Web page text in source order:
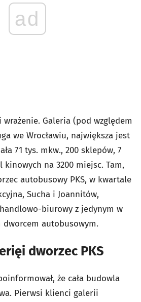
ad
Galeria (pod względem
we Wrocławiu, największa jest
71 tys. mkw., 200 sklepów, 7
kinowych na 3200 miejsc. Tam,
autobusowy PKS, w kwartale
Sucha i Joannitów,
biurowy z jedynym w
dworcem autobusowym.
dworzec PKS
że cała budowla
Pierwsi klienci galerii